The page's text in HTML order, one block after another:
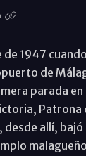
de 1947
de
parada en
Patrona
desde allí, bajó